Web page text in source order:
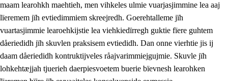
maam learohkh maehtieh, men vihkeles ulmie vuarjasjimmine lea aaj
lïeremem jïh evtiedimmiem skreejredh. Goerehtalleme jïh
vuartasjimmie learoehkijstie lea viehkiedïrregh guktie fïere guhtem
dåeriedidh jïh skuvlen praksisem evtiedidh. Dan onne vierhtie jis ij
daam dåeriedidh kontruktijveles råajvarimmiejgujmie. Skuvle jïh
lohkehtæjjah tjuerieh daerpiesvoetem buerie bïevnesh learohken